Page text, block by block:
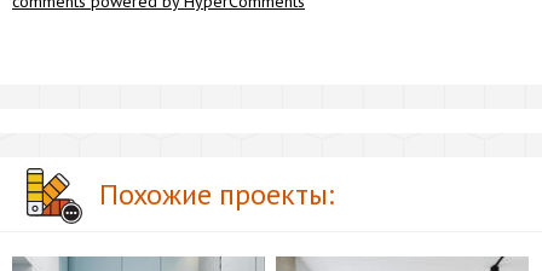
Похожие проекты: